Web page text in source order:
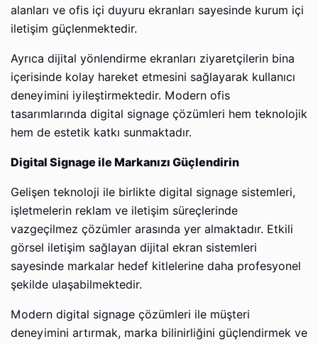
alanları ve ofis içi duyuru ekranları sayesinde kurum içi
iletişim güçlenmektedir.
Ayrıca dijital yönlendirme ekranları ziyaretçilerin bina
içerisinde kolay hareket etmesini sağlayarak kullanıcı
deneyimini iyileştirmektedir. Modern ofis
tasarımlarında digital signage çözümleri hem teknolojik
hem de estetik katkı sunmaktadır.
Digital Signage ile Markanızı Güçlendirin
Gelişen teknoloji ile birlikte digital signage sistemleri,
işletmelerin reklam ve iletişim süreçlerinde
vazgeçilmez çözümler arasında yer almaktadır. Etkili
görsel iletişim sağlayan dijital ekran sistemleri
sayesinde markalar hedef kitlelerine daha profesyonel
şekilde ulaşabilmektedir.
Modern digital signage çözümleri ile müşteri
deneyimini artırmak, marka bilinirliğini güçlendirmek ve